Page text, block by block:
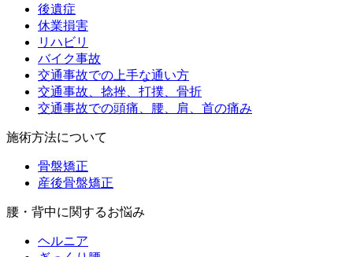
後遺症
休業損害
リハビリ
バイク事故
交通事故での上手な通い方
交通事故、捻挫、打撲、骨折
交通事故での頭痛、腰、肩、首の痛み
施術方法について
骨盤矯正
産後骨盤矯正
腰・背中に関するお悩み
ヘルニア